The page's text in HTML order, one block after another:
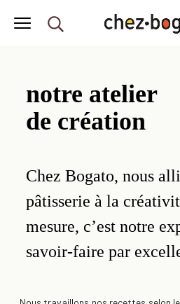
notre atelier
de création
Chez Bogato, nous
pâtisserie à la
mesure, c’est notre
savoir-faire par